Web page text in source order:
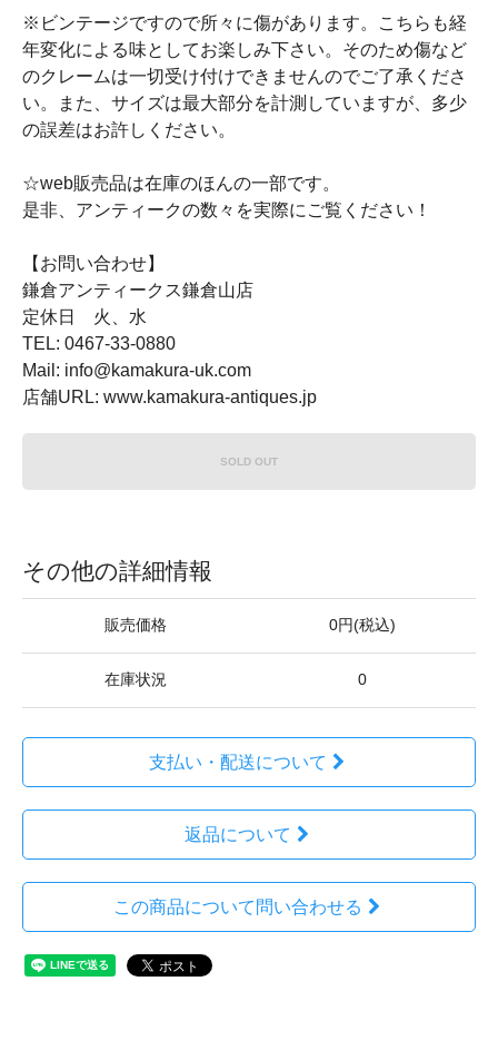
※ビンテージですので所々に傷があります。こちらも経
年変化による味としてお楽しみ下さい。そのため傷など
のクレームは一切受け付けできませんのでご了承くださ
い。また、サイズは最大部分を計測していますが、多少
の誤差はお許しください。
☆web販売品は在庫のほんの一部です。
是非、アンティークの数々を実際にご覧ください！
【お問い合わせ】
鎌倉アンティークス鎌倉山店
定休日 火、水
TEL: 0467-33-0880
Mail: info@kamakura-uk.com
店舗URL: www.kamakura-antiques.jp
SOLD OUT
その他の詳細情報
販売価格 0円(税込)
在庫状況 0
支払い・配送について
返品について
この商品について問い合わせる